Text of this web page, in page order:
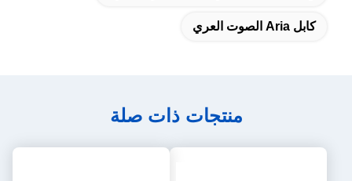
كابل Aria الصوت العري
منتجات ذات صلة